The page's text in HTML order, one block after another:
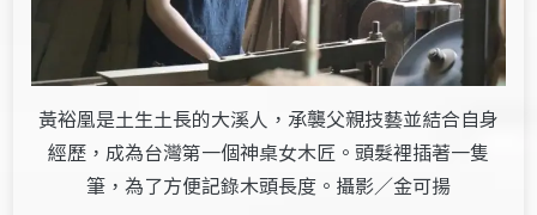
黃裕凰是土生土長的大溪人，承襲父親技藝並結合自身
經歷，成為台灣第一個神桌女木匠。頭髮裡插著一隻
筆，為了方便記錄木頭長度。攝影／金可揚